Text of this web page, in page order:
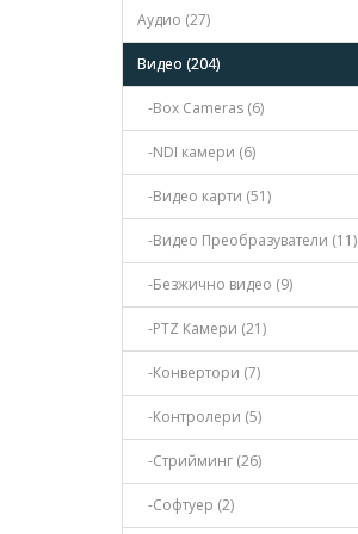
Аудио (27)
Видео (204)
-Box Cameras (6)
-NDI камери (6)
-Видео карти (51)
-Видео Преобразуватели (11)
-Безжично видео (9)
-PTZ Камери (21)
-Конвертори (7)
-Контролери (5)
-Стрийминг (26)
-Софтуер (2)